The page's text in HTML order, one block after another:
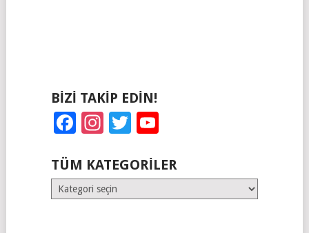
BIZI TAKIP EDIN!
Facebook
Instagram
Twitter
TÜM KATEGORILER
Tüm
Kategoriler